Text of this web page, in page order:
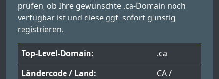
prüfen, ob Ihre gewünschte .ca-Domain noch
verfügbar ist und diese ggf. sofort günstig
registrieren.
Top-Level-Domain:
.ca
Ländercode / Land:
CA /